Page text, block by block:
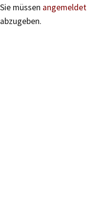
Sie müssen angemeldet
abzugeben.